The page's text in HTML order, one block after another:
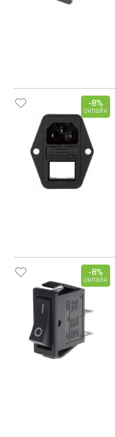
-8%
онлайн
-8%
онлайн